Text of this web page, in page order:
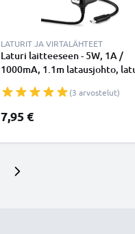
LATURIT JA VIRTALÄHTEET
Laturi laitteeseen - 5W, 1A /
1000mA, 1.1m latausjohto,
(3 arvostelut)
7,95 €